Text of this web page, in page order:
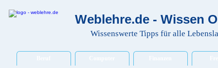
Weblehre.de - Wissen
Wissenswerte Tipps für alle